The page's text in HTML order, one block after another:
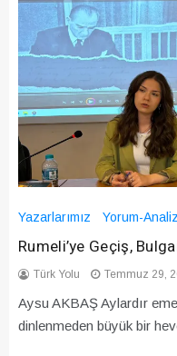
Yazarlarımız Yorum-Analiz
Rumeli’ye Geçiş,
Türk Yolu Temmuz 29,
Aysu AKBAŞ Aylardır
dinlenmeden büyük bir